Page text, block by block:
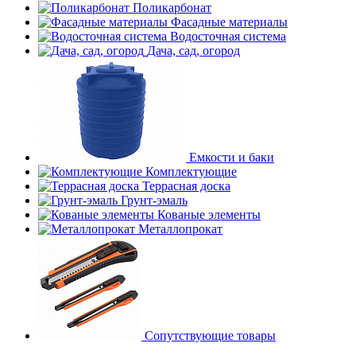
Поликарбонат
Фасадные материалы
Водосточная система
Дача, сад, огород
Емкости и баки
Комплектующие
Террасная доска
Грунт-эмаль
Кованые элементы
Металлопрокат
Сопутствующие товары